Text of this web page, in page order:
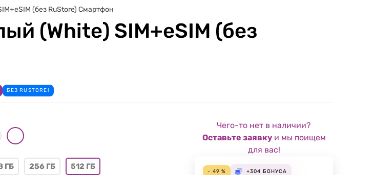
(без RuStore) Смартфон
(White) SIM+eSIM (без
БЕЗ RUSTORE!
ГБ 256 ГБ 512 ГБ
Чего-то нет в наличии?
Оставьте заявкуи мы поищем
для вас!
- 49 % +304 БОНУСА